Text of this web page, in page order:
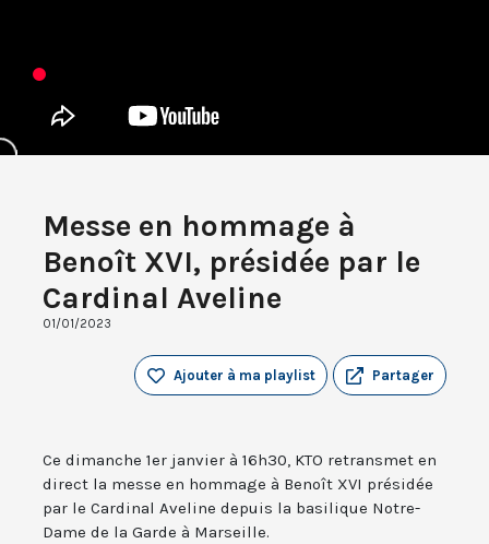
Messe en hommage à
Benoît XVI, présidée par le
Cardinal Aveline
01/01/2023
Partager
Ajouter à ma playlist
Ce dimanche 1er janvier à 16h30, KTO retransmet en
direct la messe en hommage à Benoît XVI présidée
par le Cardinal Aveline depuis la basilique Notre-
Dame de la Garde à Marseille.